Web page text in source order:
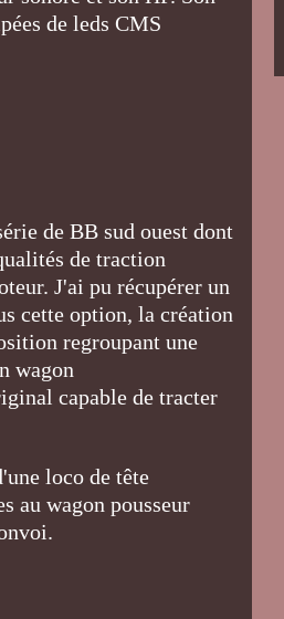
de leds CMS
de BB sud ouest dont
de traction
J'ai pu récupérer un
cette option, la création
regroupant une
wagon
capable de tracter
loco de tête
au wagon pousseur